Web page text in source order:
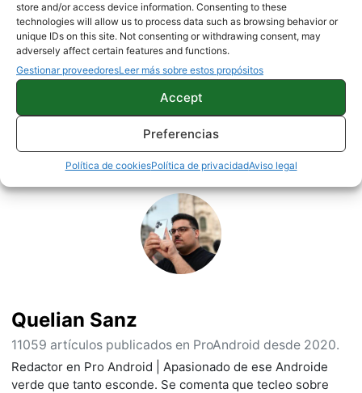
store and/or access device information. Consenting to these
technologies will allow us to process data such as browsing behavior or
unique IDs on this site. Not consenting or withdrawing consent, may
adversely affect certain features and functions.
Gestionar proveedoresLeer más sobre estos propósitos
Accept
Preferencias
Política de cookiesPolítica de privacidadAviso legal
Fuente | Gizchina
NOTICIAS ONEPLUS
Sobre este autor
Quelian Sanz
11059 artículos publicados en ProAndroid desde 2020.
Redactor en Pro Android | Apasionado de ese Androide
verde que tanto esconde. Se comenta que tecleo sobre